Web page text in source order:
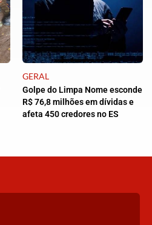
GERAL
Golpe do Limpa Nome esconde
R$ 76,8 milhões em dívidas e
afeta 450 credores no ES